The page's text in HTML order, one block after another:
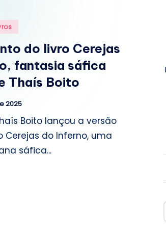
.
b
r
do livro Cerejas
fantasia sáfica
Thaís Boito
2025
Boito lançou a versão
Cerejas do Inferno, uma
sáfica...